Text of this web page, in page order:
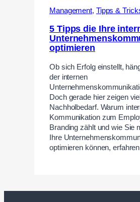
Management, Tipps &
5 Tipps die Ihre
optimieren
Ob sich Erfolg einstellt,
der internen
Doch gerade hier zeigen
Nachholbedarf. Warum
Kommunikation zum
Branding zählt und wie Sie
Ihre
optimieren können,